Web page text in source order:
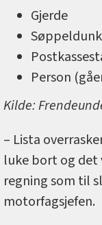
Gjerde
Søppeldunk
Person
Kilde:
– Lista
luke bort og det
regning som til
motorfagsjefen.